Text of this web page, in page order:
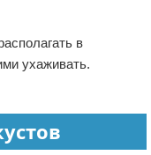
в
ухаживать.